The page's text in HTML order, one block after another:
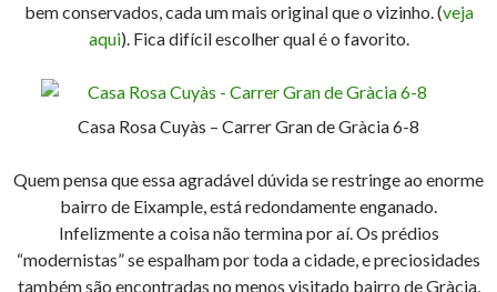
bem conservados, cada um mais original que o vizinho. (veja
aqui). Fica difícil escolher qual é o favorito.
Casa Rosa Cuyàs – Carrer Gran de Gràcia 6-8
Quem pensa que essa agradável dúvida se restringe ao enorme
bairro de Eixample, está redondamente enganado.
Infelizmente a coisa não termina por aí. Os prédios
“modernistas” se espalham por toda a cidade, e preciosidades
também são encontradas no menos visitado bairro de Gràcia,